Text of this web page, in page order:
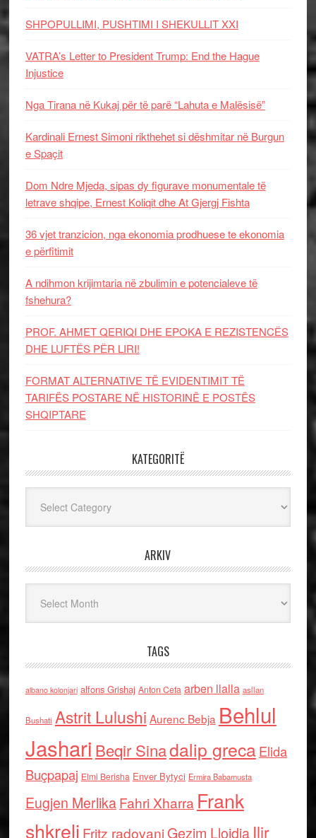
SHPOPULLIMI, PUSHTIMI I SHEKULLIT XXI
VATRA’s Letter to President Trump: End the Hague
Injustice
Nga Tirana në Kukaj për të parë “Lahuta e Malësisë”
Kardinali Ernest Simoni rikthehet si dëshmitar në Burgun
e Spaçit
Dom Ndre Mjeda, sipas dy figurave monumentale të
letrave shqipe, Ernest Koliqit dhe At Gjergj Fishta
36 vjet tranzicion, nga ekonomia prodhuese te ekonomia
e përfitimit
A ndihmon krijimtaria në zbulimin e potencialeve të
fshehura?
PROF. AHMET QERIQI DHE EPOKA E REZISTENCЁS
DHE LUFTЁS PЁR LIRI!
FORMAT ALTERNATIVE TË EVIDENTIMIT TË
TARIFËS POSTARE NË HISTORINË E POSTËS
SHQIPTARE
KATEGORITË
ARKIV
TAGS
albano kolonjari alfons Grishaj Anton Cefa arben llalla asllan
Bushati Astrit Lulushi Aurenc Bebja Behlul
Jashari Beqir Sinadalip grecaElida
Buçpapaj Elmi Berisha Enver Bytyci Ermira Babamusta
Eugjen MerlikaFahri Xharra Frank
shkreli Fritz radovaniGezim Llojdia Ilir